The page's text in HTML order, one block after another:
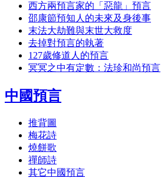
西方兩預言家的「惡龍」預言
邵康節預知人的未來及身後事
末法大劫難與末世大救度
去掉對預言的執著
127歲修道人的預言
冥冥之中有定數：法珍和尚預言
中國預言
推背圖
梅花詩
燒餅歌
禪師詩
其它中國預言